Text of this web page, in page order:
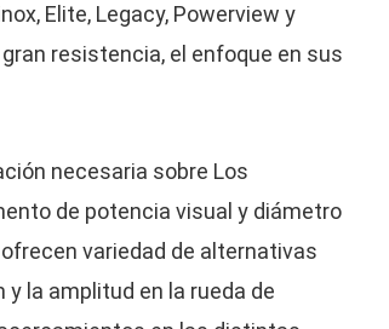
Elite, Legacy, Powerview y
resistencia, el enfoque en sus
necesaria sobre Los
de potencia visual y diámetro
variedad de alternativas
la amplitud en la rueda de